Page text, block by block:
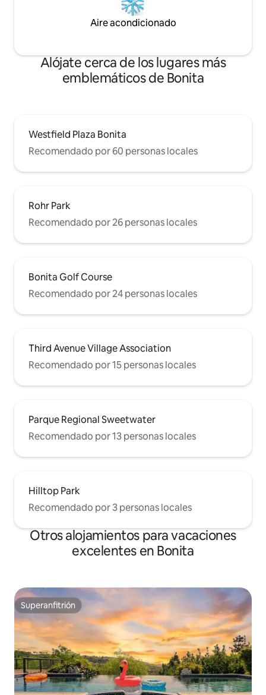
Aire acondicionado
Alójate cerca de los lugares más
emblemáticos de Bonita
Westfield Plaza Bonita
Recomendado por 60 personas locales
Rohr Park
Recomendado por 26 personas locales
Bonita Golf Course
Recomendado por 24 personas locales
Third Avenue Village Association
Recomendado por 15 personas locales
Parque Regional Sweetwater
Recomendado por 13 personas locales
Hilltop Park
Recomendado por 3 personas locales
Otros alojamientos para vacaciones
excelentes en Bonita
Superanfitrión
Superanfitrión